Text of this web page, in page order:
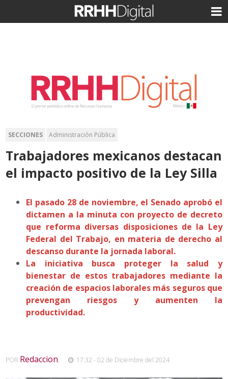
SECCIONES Administración Pública
Trabajadores mexicanos destacan
el impacto positivo de la Ley Silla
El pasado 28 de noviembre, el Senado aprobó el
dictamen a la minuta con proyecto de decreto
que reforma diversas disposiciones de la Ley
Federal del Trabajo, en materia de derecho al
descanso durante la jornada laboral.
La iniciativa busca proteger la salud y
bienestar de estos trabajadores mediante la
creación de espacios laborales más seguros que
prevengan riesgos y aumenten la
productividad.
POR Redaccion, 17:32 - 02 de Diciembre del 2024